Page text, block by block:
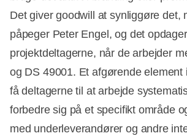
Det giver goodwill at synliggøre det,
påpeger Peter Engel, og det opdager
projektdeltagerne, når de arbejder
og DS 49001. Et afgørende element
få deltagerne til at arbejde
forbedre sig på et specifikt område
med underleverandører og andre